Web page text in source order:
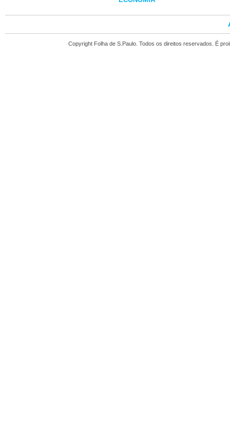
Copyright Folha de S.Paulo. Todos os direitos reservados. É